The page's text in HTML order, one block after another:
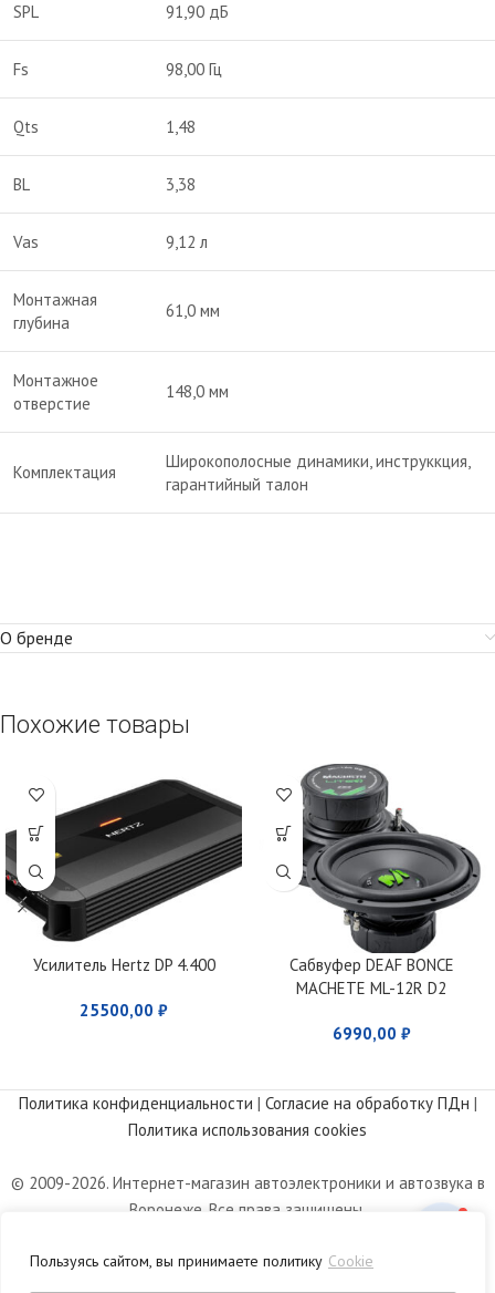
Пользуясь сайтом, вы принимаете политику Cookie
SPL 91,90 дБ
Fs 98,00 Гц
Qts 1,48
BL 3,38
Vas 9,12 л
Монтажная
глубина
61,0 мм
Монтажное
отверстие
148,0 мм
Комплектация
Широкополосные динамики, инструккция,
гарантийный талон
О бренде
Похожие товары
Усилитель Hertz DP 4.400
25500,00 ₽
Сабвуфер DEAF BONCE
MACHETE ML-12R D2
6990,00 ₽
Политика конфиденциальности | Согласие на обработку ПДн |
Политика использования cookies
© 2009-2026. Интернет-магазин автоэлектроники и автозвука в
Воронеже. Все права защищены.
характер и не является публичной офертой, определяемой